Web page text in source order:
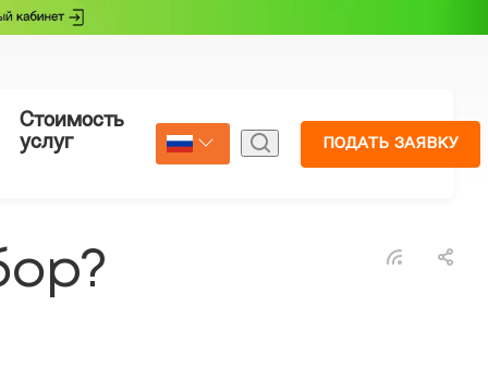
Стоимость
услуг
Страхование
Select Language
ПОДАТЬ ЗАЯВКУ